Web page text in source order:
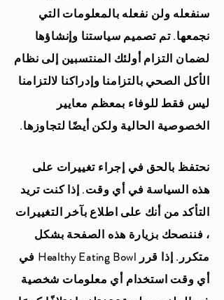
سنفعله ولن نفعله بالمعلومات التي
نجمعها. تم تصميم سياستنا وإنشاؤها
لضمان التزام أولئك المنتسبين إلى نظام
الأكل الصحي بالتزامنا وإدراكنا لالتزامنا
ليس فقط للوفاء بمعظم معايير
الخصوصية الحالية ولكن أيضًا لتجاوزها.
نحتفظ بالحق في إجراء تغييرات على
هذه السياسة في أي وقت. إذا كنت تريد
التأكد من أنك على اطلاع بآخر التغييرات
، فننصحك بزيارة هذه الصفحة بشكل
متكرر. إذا قرر Healthy Eating Bowl في
أي وقت استخدام أي معلومات شخصية